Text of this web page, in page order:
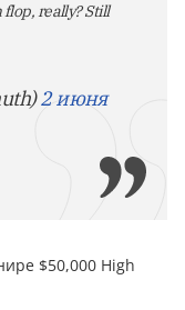
flop, really? Still
2 июня
$50,000 High